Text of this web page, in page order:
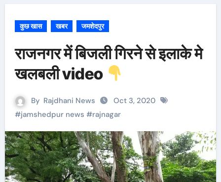
कुछ खास खबर जमशेदपुर
राजनगर में बिजली गिरने से इलाके मे
खलबली video
By Rajdhani News
Oct 3, 2020
#jamshedpur news #rajnagar